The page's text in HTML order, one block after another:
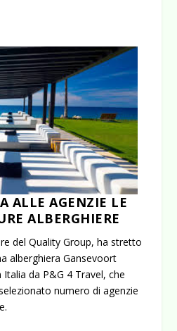
ALLE AGENZIE LE
ALBERGHIERE
del Quality Group, ha stretto
alberghiera Gansevoort
da P&G 4 Travel, che
numero di agenzie